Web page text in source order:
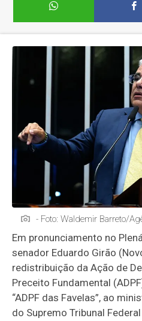
- Foto: Waldemir Barreto/
Em pronunciamento no
senador Eduardo Girão
redistribuição da Ação de
Preceito Fundamental
“ADPF das Favelas”, ao
do Supremo Tribunal